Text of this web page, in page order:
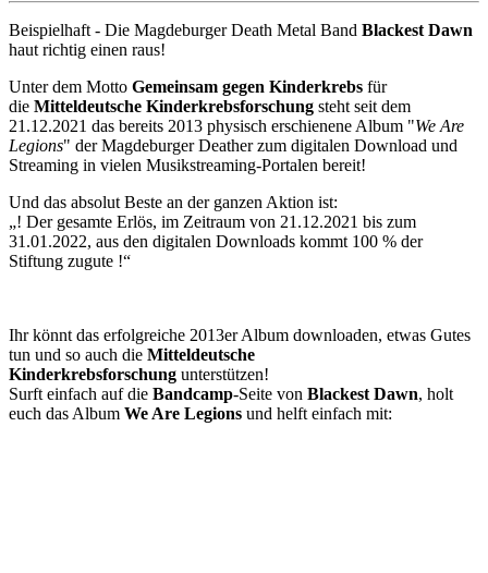
Beispielhaft - Die Magdeburger Death Metal Band Blackest Dawn
haut richtig einen raus!
Unter dem Motto Gemeinsam gegen Kinderkrebs für
die Mitteldeutsche Kinderkrebsforschung steht seit dem
21.12.2021 das bereits 2013 physisch erschienene Album "We Are
Legions" der Magdeburger Deather zum digitalen Download und
Streaming in vielen Musikstreaming-Portalen bereit!
Und das absolut Beste an der ganzen Aktion ist:
„! Der gesamte Erlös, im Zeitraum von 21.12.2021 bis zum
31.01.2022, aus den digitalen Downloads kommt 100 % der
Stiftung zugute !“
Ihr könnt das erfolgreiche 2013er Album downloaden, etwas Gutes
tun und so auch die Mitteldeutsche
Kinderkrebsforschung unterstützen!
Surft einfach auf die Bandcamp-Seite von Blackest Dawn, holt
euch das Album We Are Legions und helft einfach mit: